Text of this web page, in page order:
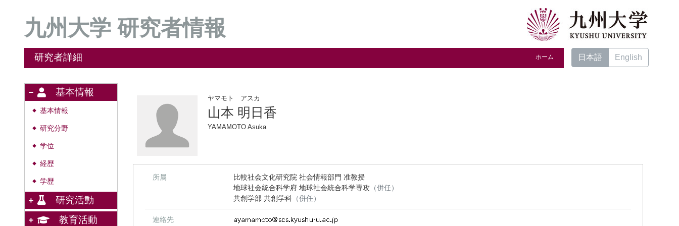
九州大学 研究者情報
研究者詳細 ホーム 日本語 English
基本情報
◆ 基本情報
◆ 研究分野
◆ 学位
◆ 経歴
◆ 学歴
研究活動
教育活動
ヤマモト アスカ
山本 明日香
YAMAMOTO Asuka
所属
比較社会文化研究院 社会情報部門 准教授
地球社会統合科学府 地球社会統合科学専攻 （併任）
共創学部 共創学科 （併任）
連絡先